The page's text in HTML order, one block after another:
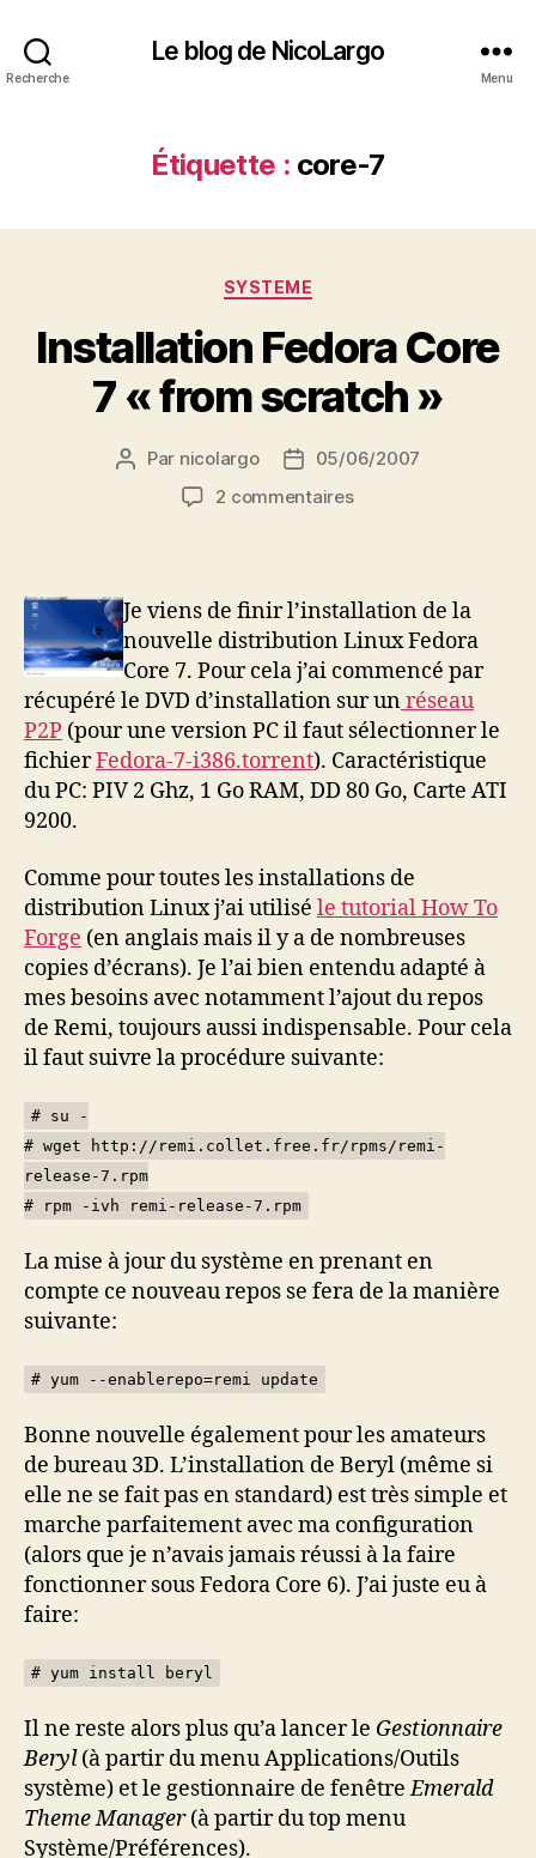
Recherche
Le blog de NicoLargo
Menu
Étiquette : core-7
Catégories
SYSTEME
Installation Fedora Core
7 « from scratch »
Auteur
Par nicolargo
Date05/06/2007
2 commentairessur
7
« from
scratch »
Je viens de finir l’installation de la
nouvelle distribution Linux Fedora
Core 7. Pour cela j’ai commencé par
récupéré le DVD d’installation sur unréseau
P2P (pour une version PC il faut sélectionner le
fichierFedora-7-i386.torrent). Caractéristique
du PC: PIV 2 Ghz, 1 Go RAM, DD 80 Go, Carte ATI
9200.
Comme pour toutes les installations de
distribution Linux j’ai utilisé le tutorial How To
Forge (en anglais mais il y a de nombreuses
copies d’écrans). Je l’ai bien entendu adapté à
mes besoins avec notamment l’ajout du repos
de Remi, toujours aussi indispensable. Pour cela
il faut suivre la procédure suivante:
# su -
# wget http://remi.collet.free.fr/rpms/remi-
release-7.rpm
# rpm -ivh remi-release-7.rpm
La mise à jour du système en prenant en
compte ce nouveau repos se fera de la manière
suivante:
# yum --enablerepo=remi update
Bonne nouvelle également pour les amateurs
de bureau 3D. L’installation de Beryl (même si
elle ne se fait pas en standard) est très simple et
marche parfaitement avec ma configuration
(alors que je n’avais jamais réussi à la faire
fonctionner sous Fedora Core 6). J’ai juste eu à
faire:
# yum install beryl
Il ne reste alors plus qu’a lancer le Gestionnaire
Beryl(à partir du menu Applications/Outils
système) et le gestionnaire de fenêtreEmerald
Theme Manager(à partir du top menu
Système/Préférences).